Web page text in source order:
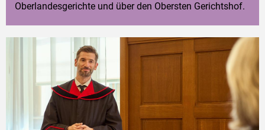
Oberlandesgerichte und über den Obersten Gerichtshof.